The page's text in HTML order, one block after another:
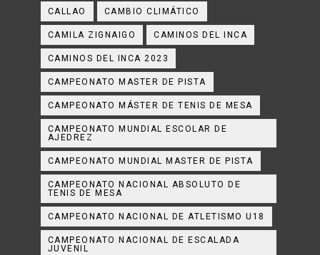
CALLAO CAMBIO CLIMÁTICO
CAMILA ZIGNAIGO CAMINOS DEL INCA
CAMINOS DEL INCA 2023
CAMPEONATO MASTER DE PISTA
CAMPEONATO MÁSTER DE TENIS DE MESA
CAMPEONATO MUNDIAL ESCOLAR DE
AJEDREZ
CAMPEONATO MUNDIAL MASTER DE PISTA
CAMPEONATO NACIONAL ABSOLUTO DE
TENIS DE MESA
CAMPEONATO NACIONAL DE ATLETISMO U18
CAMPEONATO NACIONAL DE ESCALADA
JUVENIL